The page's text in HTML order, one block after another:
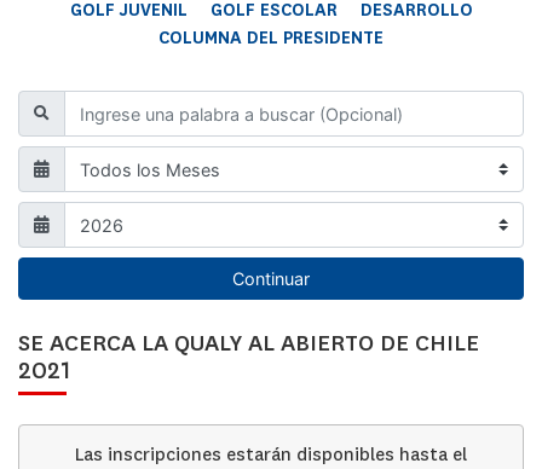
GOLF JUVENIL
GOLF ESCOLAR
DESARROLLO
COLUMNA DEL PRESIDENTE
Continuar
SE ACERCA LA QUALY AL ABIERTO DE CHILE
2021
Las inscripciones estarán disponibles hasta el